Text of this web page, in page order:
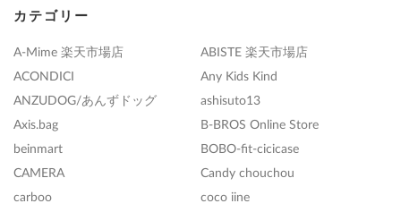
カテゴリー
A-Mime 楽天市場店
ABISTE 楽天市場店
ACONDICI
Any Kids Kind
ANZUDOG/あんずドッグ
ashisuto13
Axis.bag
B-BROS Online Store
beinmart
BOBO-fit-cicicase
CAMERA
Candy chouchou
carboo
coco iine